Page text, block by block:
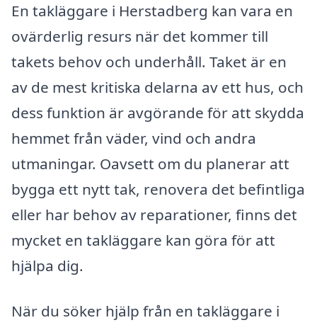
En takläggare i Herstadberg kan vara en
ovärderlig resurs när det kommer till
takets behov och underhåll. Taket är en
av de mest kritiska delarna av ett hus, och
dess funktion är avgörande för att skydda
hemmet från väder, vind och andra
utmaningar. Oavsett om du planerar att
bygga ett nytt tak, renovera det befintliga
eller har behov av reparationer, finns det
mycket en takläggare kan göra för att
hjälpa dig.
När du söker hjälp från en takläggare i